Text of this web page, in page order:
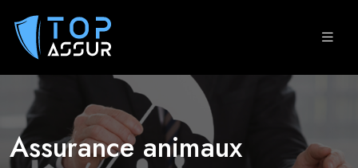
Assurance animaux